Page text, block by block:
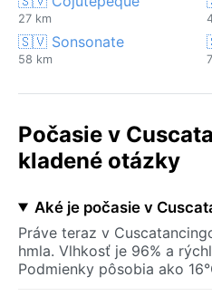
27 km
🇸🇻 Sonsonate
58 km
Počasie v
kladené otázky
Aké je počasie v
Práve teraz v
hmla. Vlhkosť je 96% a
Podmienky pôsobia ako